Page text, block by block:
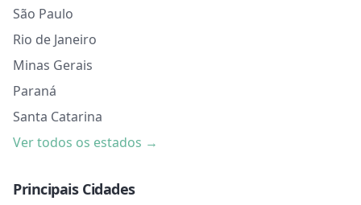
São Paulo
Rio de Janeiro
Minas Gerais
Paraná
Santa Catarina
Ver todos os estados →
Principais Cidades